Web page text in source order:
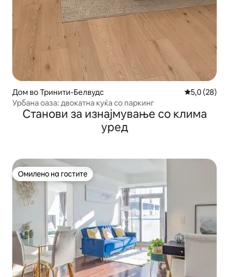
Дом во Тринити-Белвудс Просечна
5,0 (28)
Урбана оаза: двокатна куќа со паркинг
Станови за изнајмување со клима
уред
Омилено на гостите
Омилено на гостите